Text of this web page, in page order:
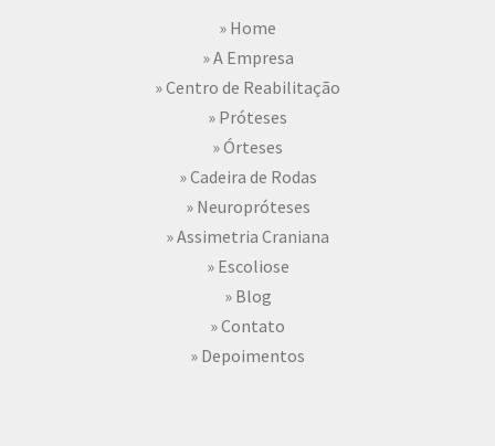
» Home
» A Empresa
» Centro de Reabilitação
» Próteses
» Órteses
» Cadeira de Rodas
» Neuropróteses
» Assimetria Craniana
» Escoliose
» Blog
» Contato
» Depoimentos